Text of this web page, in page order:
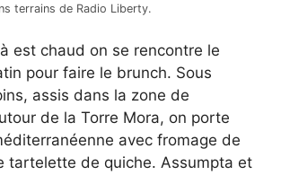
terrains de Radio Liberty.
est chaud on se rencontre le
pour faire le brunch. Sous
assis dans la zone de
de la Torre Mora, on porte
avec fromage de
tartelette de quiche. Assumpta et